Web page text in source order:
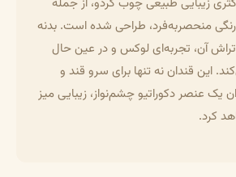
زیبایی طبیعی چوب گردو، از جمله
منحصربه‌فرد، طراحی شده است. بدنه
آن، تجربه‌ای لوکس و در عین حال
این قندان نه تنها برای سرو قند و
یک عنصر دکوراتیو چشم‌نواز، زیبایی میز
کرد.